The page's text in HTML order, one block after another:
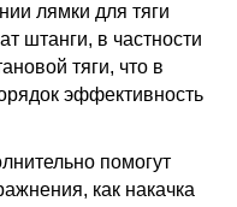
лямки для тяги
штанги, в частности
тяги, что в
эффективность
помогут
как накачка